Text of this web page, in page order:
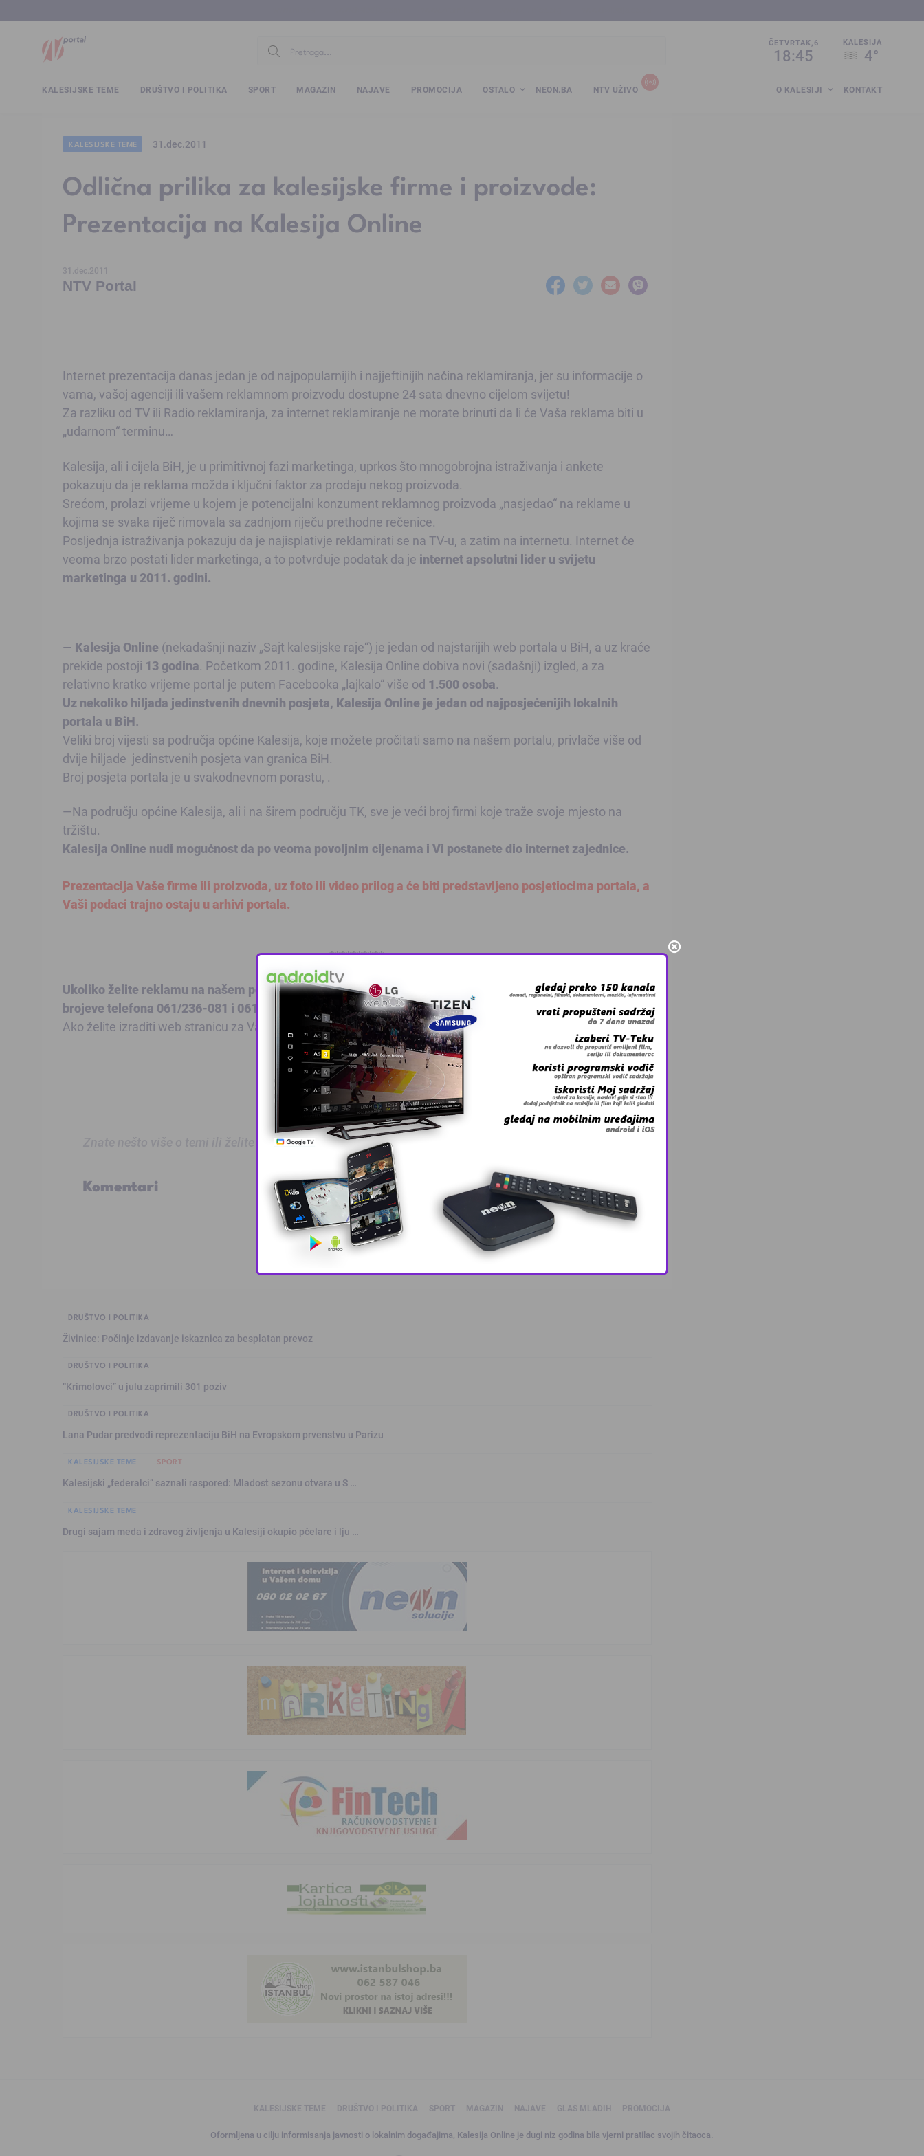
ČETVRTAK,6
18:45
KALESIJA
4°
KALESIJSKE TEME DRUŠTVO I POLITIKA SPORT MAGAZIN NAJAVE PROMOCIJA OSTALO NEON.BA NTV UŽIVO O KALESIJI KONTAKT
KALESIJSKE TEME 31.dec.2011
Odlična prilika za kalesijske firme i proizvode:
Prezentacija na Kalesija Online
31.dec.2011
NTV Portal
Internet prezentacija danas jedan je od najpopularnijih i najjeftinijih načina reklamiranja, jer su informacije o
vama, vašoj agenciji ili vašem reklamnom proizvodu dostupne 24 sata dnevno cijelom svijetu!
Za razliku od TV ili Radio reklamiranja, za internet reklamiranje ne morate brinuti da li će Vaša reklama biti u
„udarnom“ terminu…
Kalesija, ali i cijela BiH, je u primitivnoj fazi marketinga, uprkos što mnogobrojna istraživanja i ankete
pokazuju da je reklama možda i ključni faktor za prodaju nekog proizvoda.
Srećom, prolazi vrijeme u kojem je potencijalni konzument reklamnog proizvoda „nasjedao“ na reklame u
kojima se svaka riječ rimovala sa zadnjom riječu prethodne rečenice.
Posljednja istraživanja pokazuju da je najisplativje reklamirati se na TV-u, a zatim na internetu. Internet će
veoma brzo postati lider marketinga, a to potvrđuje podatak da je internet apsolutni lider u svijetu
marketinga u 2011. godini.
— Kalesija Online (nekadašnji naziv „Sajt kalesijske raje“) je jedan od najstarijih web portala u BiH, a uz kraće
prekide postoji 13 godina. Početkom 2011. godine, Kalesija Online dobiva novi (sadašnji) izgled, a za
relativno kratko vrijeme portal je putem Facebooka „lajkalo“ više od 1.500 osoba.
Uz nekoliko hiljada jedinstvenih dnevnih posjeta, Kalesija Online je jedan od najposjećenijih lokalnih
portala u BiH.
Veliki broj vijesti sa područja općine Kalesija, koje možete pročitati samo na našem portalu, privlače više od
dvije hiljade jedinstvenih posjeta van granica BiH.
Broj posjeta portala je u svakodnevnom porastu, .
—Na području općine Kalesija, ali i na širem području TK, sve je veći broj firmi koje traže svoje mjesto na
tržištu.
Kalesija Online nudi mogućnost da po veoma povoljnim cijenama i Vi postanete dio internet zajednice.
Prezentacija Vaše firme ili proizvoda, uz foto ili video prilog a će biti predstavljeno posjetiocima portala, a
Vaši podaci trajno ostaju u arhivi portala.
**********
Ukoliko želite reklamu na našem portalu pošaljite e-mail na adresu; redakcija@kalesija.com, ili pozovite
brojeve telefona 061/236-081 i 061/955-338.
Ako želite izraditi web stranicu za Vašu firmu, pošaljite e-mail nainfo@neon.ba
Pratite Kalesija Online na Facebooku
Znate nešto više o temi ili želite prijaviti grešku u tekstu?
Komentari
DRUŠTVO I POLITIKA
Živinice: Počinje izdavanje iskaznica za besplatan prevoz
DRUŠTVO I POLITIKA
“Krimolovci” u julu zaprimili 301 poziv
DRUŠTVO I POLITIKA
Lana Pudar predvodi reprezentaciju BiH na Evropskom prvenstvu u Parizu
KALESIJSKE TEME SPORT
Kalesijski „federalci“ saznali raspored: Mladost sezonu otvara u S …
KALESIJSKE TEME
Drugi sajam meda i zdravog življenja u Kalesiji okupio pčelare i lju …
KALESIJSKE TEME DRUŠTVO I POLITIKA SPORT MAGAZIN NAJAVE GLAS MLADIH PROMOCIJA
Oformljena u cilju informisanja javnosti o lokalnim događajima, Kalesija Online je dugi niz godina bila vjerni pratilac svojih čitaoca.